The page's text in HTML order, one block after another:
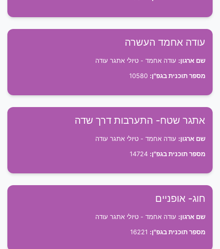
עודה אחמד העשרה
שם ארגון: עודה אחמד - טיולי אתגר עודה
מספר תוכנית בגפ"ן:
אתגר שטח- התערבות דרך שדה
שם ארגון: עודה אחמד - טיולי אתגר עודה
מספר תוכנית בגפ"ן:
חוג- אופניים
שם ארגון: עודה אחמד - טיולי אתגר עודה
מספר תוכנית בגפ"ן: